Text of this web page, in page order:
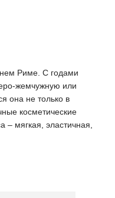
Риме. С годами
жемчужную или
она не только в
косметические
– мягкая, эластичная,